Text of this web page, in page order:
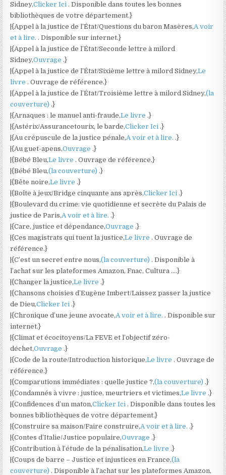
Sidney,Clicker Ici. Disponible dans toutes les bonnes
bibliothèques de votre département.}
|{Appel à la justice de l’État/Questions du baron Masères,A voir
et à lire.. Disponible sur internet.}
|{Appel à la justice de l’État/Seconde lettre à milord
Sidney,Ouvrage.}
|{Appel à la justice de l’État/Sixième lettre à milord Sidney,Le
livre. Ouvrage de référence.}
|{Appel à la justice de l’État/Troisième lettre à milord Sidney,(la
couverture).}
|{Arnaques : le manuel anti-fraude,Le livre.}
|{Astérix/Assurancetourix, le barde,Clicker Ici.}
|{Au crépuscule de la justice pénale,A voir et à lire..}
|{Au guet-apens,Ouvrage.}
|{Bébé Bleu,Le livre. Ouvrage de référence.}
|{Bébé Bleu,(la couverture).}
|{Bête noire,Le livre.}
|{Boîte à jeux/Bridge cinquante ans après,Clicker Ici.}
|{Boulevard du crime: vie quotidienne et secrète du Palais de
justice de Paris,A voir et à lire..}
|{Care, justice et dépendance,Ouvrage.}
|{Ces magistrats qui tuent la justice,Le livre. Ouvrage de
référence.}
|{C’est un secret entre nous,(la couverture). Disponible à
l’achat sur les plateformes Amazon, Fnac, Cultura ….}
|{Changer la justice,Le livre.}
|{Chansons choisies d’Eugène Imbert/Laissez passer la justice
de Dieu,Clicker Ici.}
|{Chronique d’une jeune avocate,A voir et à lire.. Disponible sur
internet.}
|{Climat et écocitoyens/La FEVE et l’objectif zéro-
déchet,Ouvrage.}
|{Code de la route/Introduction historique,Le livre. Ouvrage de
référence.}
|{Comparutions immédiates : quelle justice ?,(la couverture).}
|{Condamnés à vivre : justice, meurtriers et victimes,Le livre.}
|{Confidences d’un maton,Clicker Ici. Disponible dans toutes les
bonnes bibliothèques de votre département.}
|{Construire sa maison/Faire construire,A voir et à lire..}
|{Contes d’Italie/Justice populaire,Ouvrage.}
|{Contribution à l’étude de la pénalisation,Le livre.}
|{Coups de barre – Justice et injustices en France,(la
couverture). Disponible à l’achat sur les plateformes Amazon,